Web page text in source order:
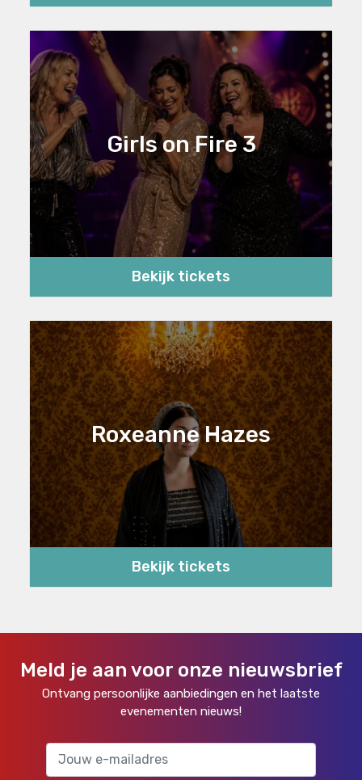
Girls on Fire 3
Bekijk tickets
Roxeanne Hazes
Bekijk tickets
Meld je aan voor onze nieuwsbrief
Ontvang persoonlijke aanbiedingen en het laatste
evenementen nieuws!